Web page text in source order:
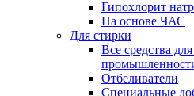
Гипохлорит
На основе ЧАС
Для стирки
Все средства
Отбеливатели
Специальные